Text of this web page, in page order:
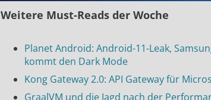
Weitere Must-Reads der Woche
Planet Android: Android-11-Leak,
kommt den Dark Mode
Kong Gateway 2.0: API Gateway für
GraalVM und die Jagd nach der